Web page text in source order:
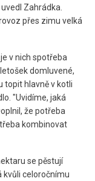
Zahrádka.
přes zimu velká
v nich spotřeba
domluvené,
topit hlavně v kotli
"Uvidíme, jaká
že potřeba
kombinovat
se pěstují
kvůli celoročnímu